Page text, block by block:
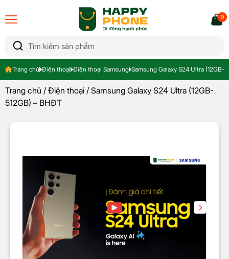
0
Trang chủ Điện thoại Điện thoại Samsung Samsung Galaxy S24 Ultra (12GB-
Trang chủ / Điện thoại / Samsung Galaxy S24 Ultra (12GB-
512GB) – BHĐT